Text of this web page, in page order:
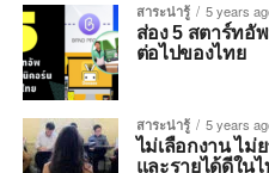
สาระน่ารู้ 5 years
ส่อง 5 สตาร์ทอั
ต่อไปของไทย
สาระน่ารู้ 5 years
ไม่เลือกงาน ไม่
และรายได้ดีใน